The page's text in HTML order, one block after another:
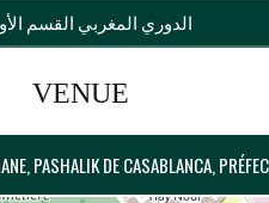
الدوري المغربي القسم
VENUE
PASHALIK DE CASABLANCA,